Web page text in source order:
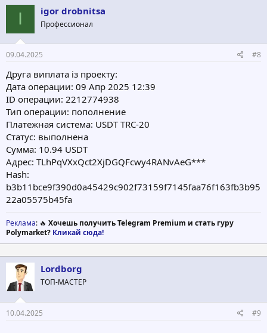
I igor drobnitsa
Профессионал
09.04.2025 #8
Друга виплата iз проекту:
Дата операции: 09 Апр 2025 12:39
ID операции: 2212774938
Тип операции: пополнение
Платежная система: USDT TRC-20
Статус: выполнена
Сумма: 10.94 USDT
Адрес: TLhPqVXxQct2XjDGQFcwy4RANvAeG***
Hash:
b3b11bce9f390d0a45429c902f73159f7145faa76f163fb3b95
22a05575b45fa
Реклама: 🔥 Хочешь получить Telegram Premium и стать гуру
Polymarket? Кликай сюда!
Lordborg
ТОП-МАСТЕР
10.04.2025 #9